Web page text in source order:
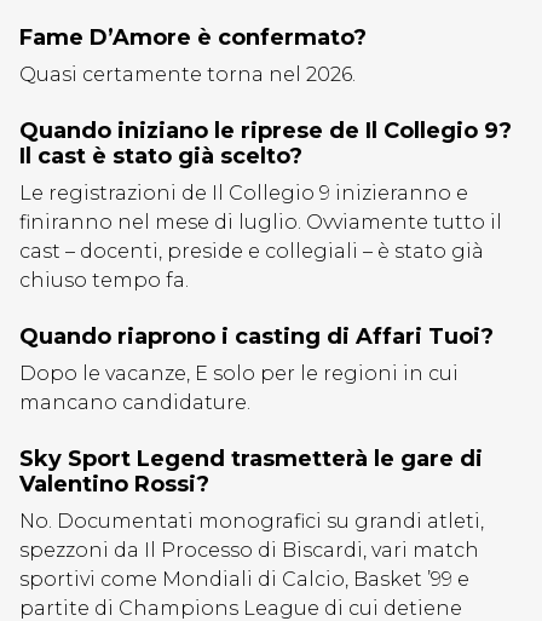
Fame D’Amore è confermato?
Quasi certamente torna nel 2026.
Quando iniziano le riprese de Il Collegio 9?
Il cast è stato già scelto?
Le registrazioni de Il Collegio 9 inizieranno e
finiranno nel mese di luglio. Ovviamente tutto il
cast – docenti, preside e collegiali – è stato già
chiuso tempo fa.
Quando riaprono i casting di Affari Tuoi?
Dopo le vacanze, E solo per le regioni in cui
mancano candidature.
Sky Sport Legend trasmetterà le gare di
Valentino Rossi?
No. Documentati monografici su grandi atleti,
spezzoni da Il Processo di Biscardi, vari match
sportivi come Mondiali di Calcio, Basket ’99 e
partite di Champions League di cui detiene